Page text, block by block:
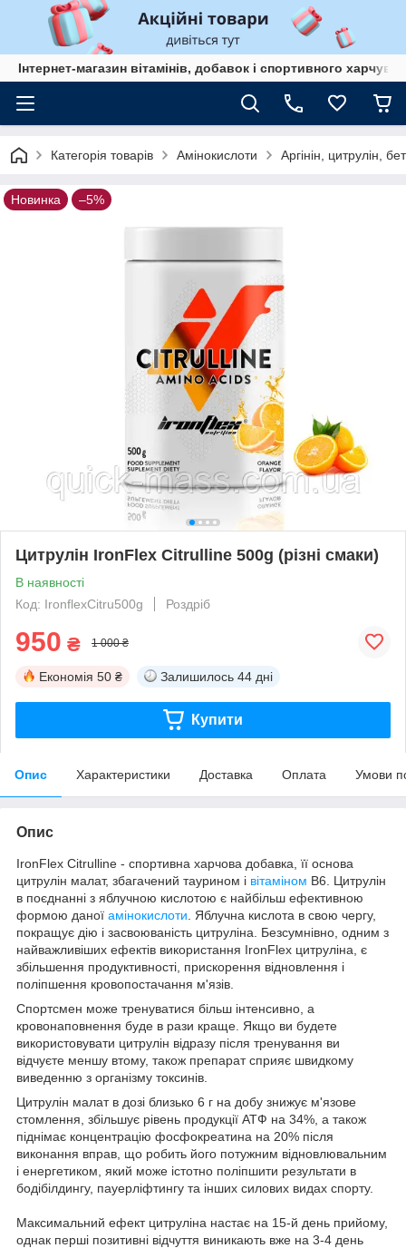
Інтернет-магазин вітамінів, добавок і спортивного
Категорія товарів Амінокислоти Аргінін, цитрулін,
Новинка –5%
Цитрулін IronFlex Citrulline 500g (різні смаки)
В наявності
Код: IronflexCitru500g
Роздріб
950 ₴ 1 000 ₴
Економія 50 ₴ Залишилось 44 дні
Купити
Опис Характеристики Доставка Оплата Умови
Опис
IronFlex Citrulline - спортивна харчова добавка, її основа
цитрулін малат, збагачений таурином і вітаміном В6. Цитрулін
в поєднанні з яблучною кислотою є найбільш ефективною
формою даної амінокислоти . Яблучна кислота в свою чергу,
покращує дію і засвоюваність цитруліна. Безсумнівно, одним з
найважливіших ефектів використання IronFlex цитруліна, є
збільшення продуктивності, прискорення відновлення і
поліпшення кровопостачання м'язів.
Спортсмен може тренуватися більш інтенсивно, а
кровонаповнення буде в рази краще. Якщо ви будете
використовувати цитрулін відразу після тренування ви
відчуєте меншу втому, також препарат сприяє швидкому
виведенню з організму токсинів.
Цитрулін малат в дозі близько 6 г на добу знижує м'язове
стомлення, збільшує рівень продукції АТФ на 34%, а також
піднімає концентрацію фосфокреатина на 20% після
виконання вправ, що робить його потужним відновлювальним
і енергетиком, який може істотно поліпшити результати в
бодібілдингу, пауерліфтингу та інших силових видах спорту.
Максимальний ефект цитруліна настає на 15-й день прийому,
однак перші позитивні відчуття виникають вже на 3-4 день